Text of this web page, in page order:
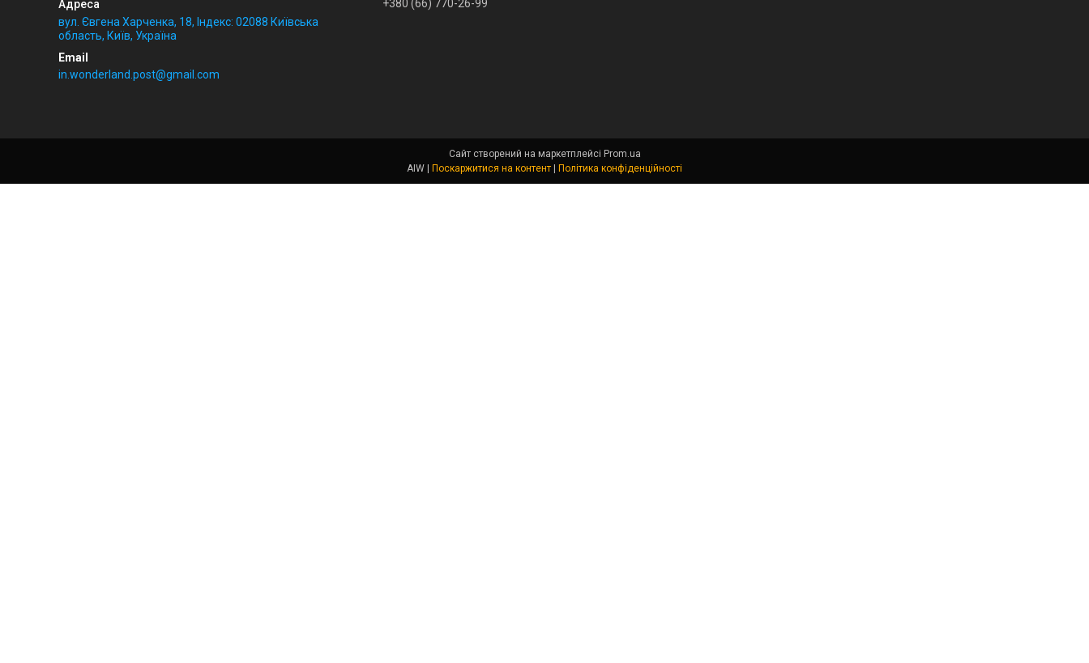
вул. Євгена Харченка, 18, Індекс: 02088 Київська
область, Київ, Україна
in.wonderland.post@gmail.com
+380 (66) 770-26-99
Сайт створений на маркетплейсі Prom.ua
Поскаржитися на контент Політика конфіденційності